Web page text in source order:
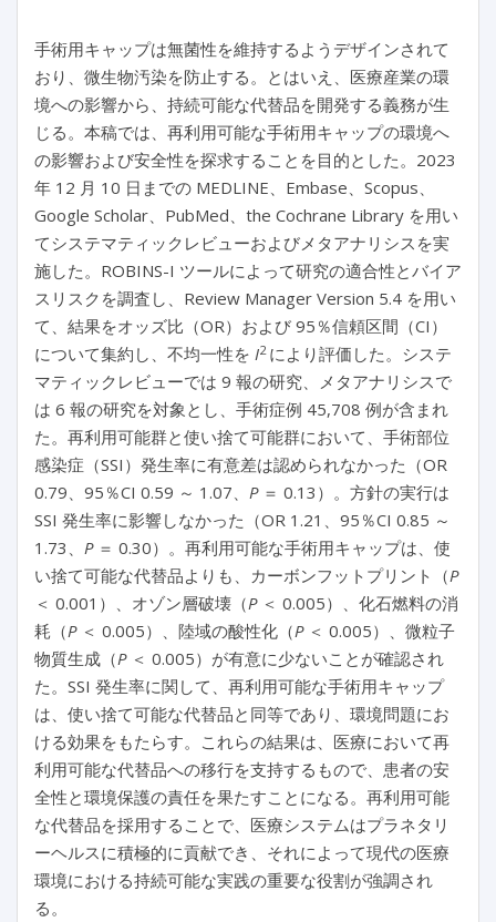
手術用キャップは無菌性を維持するようデザインされて
おり、微生物汚染を防止する。とはいえ、医療産業の環
境への影響から、持続可能な代替品を開発する義務が生
じる。本稿では、再利用可能な手術用キャップの環境へ
の影響および安全性を探求することを目的とした。2023
年 12 月 10 日までの MEDLINE、Embase、Scopus、
Google Scholar、PubMed、the Cochrane Library を用い
てシステマティックレビューおよびメタアナリシスを実
施した。ROBINS-I ツールによって研究の適合性とバイア
スリスクを調査し、Review Manager Version 5.4 を用い
て、結果をオッズ比（OR）および 95％信頼区間（CI）
について集約し、不均一性を I2 により評価した。システ
マティックレビューでは 9 報の研究、メタアナリシスで
は 6 報の研究を対象とし、手術症例 45,708 例が含まれ
た。再利用可能群と使い捨て可能群において、手術部位
感染症（SSI）発生率に有意差は認められなかった（OR
0.79、95％CI 0.59 ～ 1.07、 P＝ 0.13）。方針の実行は
SSI 発生率に影響しなかった（OR 1.21、95％CI 0.85 ～
1.73、 P＝ 0.30）。再利用可能な手術用キャップは、使
い捨て可能な代替品よりも、カーボンフットプリント（P
＜ 0.001）、オゾン層破壊（P ＜ 0.005）、化石燃料の消
耗（P＜ 0.005）、陸域の酸性化（P＜ 0.005）、微粒子
物質生成（P＜ 0.005）が有意に少ないことが確認され
た。SSI 発生率に関して、再利用可能な手術用キャップ
は、使い捨て可能な代替品と同等であり、環境問題にお
ける効果をもたらす。これらの結果は、医療において再
利用可能な代替品への移行を支持するもので、患者の安
全性と環境保護の責任を果たすことになる。再利用可能
な代替品を採用することで、医療システムはプラネタリ
ーヘルスに積極的に貢献でき、それによって現代の医療
環境における持続可能な実践の重要な役割が強調され
る。